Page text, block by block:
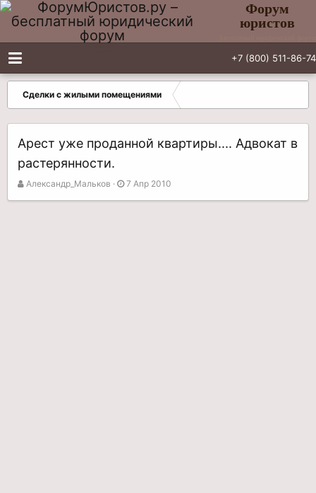
Форум
юристов
+7 (800) 511-86-74
Сделки с жилыми помещениями
Арест уже проданной квартиры.... Адвокат в
растерянности.
А
Александр_Мальков
Д
7 Апр 2010